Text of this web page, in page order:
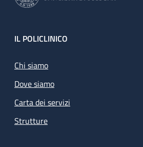
Footer
IL POLICLINICO
Chi siamo
Dove siamo
Carta dei servizi
Strutture